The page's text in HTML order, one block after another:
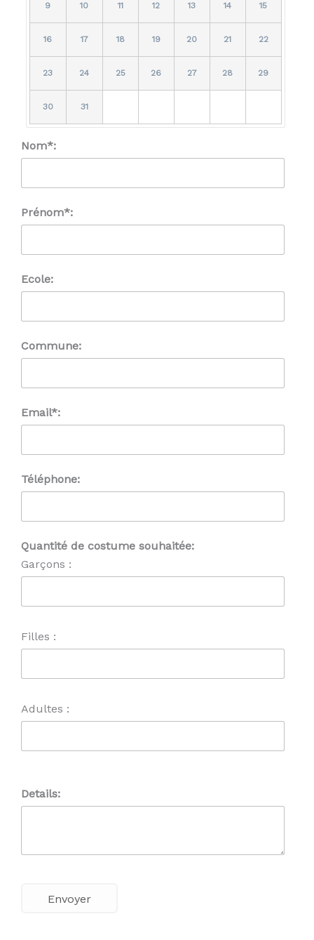
9 10 11 12 13 14 15
16 17 18 19 20 21 22
23 24 25 26 27 28 29
30 31
Nom*:
Prénom*:
Ecole:
Commune:
Email*:
Téléphone:
Quantité de costume souhaitée:
Garçons :
Filles :
Adultes :
Details: